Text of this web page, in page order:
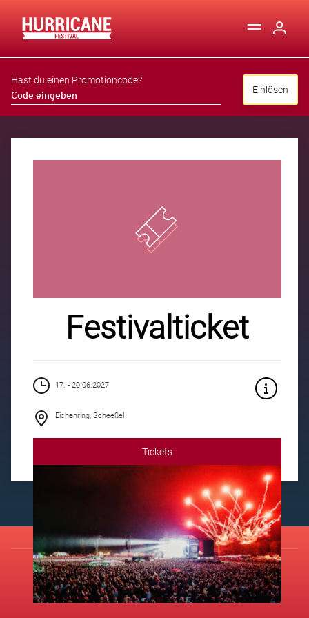
Hast du einen Promotioncode?
Einlösen
Festivalticket
17. - 20.06.2027
Eichenring, Scheeßel
Tickets